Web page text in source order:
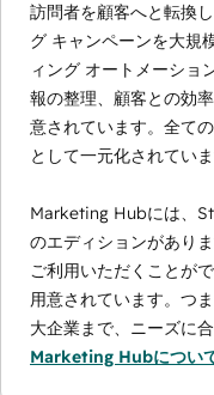
訪問者を顧客へと転換
グ キャンペーンを大規
ィング オートメーショ
報の整理、顧客との効
意されています。全て
として一元化されていま
Marketing Hubには、
のエディションがあり
ご利用いただくことが
用意されています。つ
大企業まで、ニーズに
Marketing Hubについ